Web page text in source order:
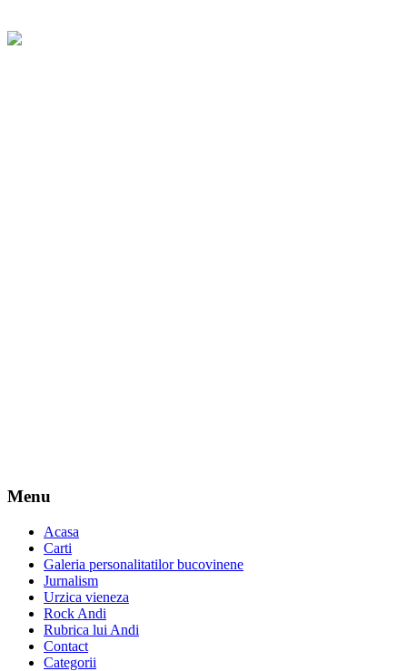
Menu
Acasa
Carti
Galeria personalitatilor bucovinene
Jurnalism
Urzica vieneza
Rock Andi
Rubrica lui Andi
Contact
Categorii